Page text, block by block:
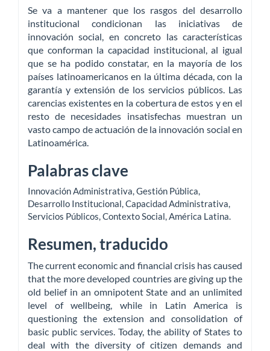
Se va a mantener que los rasgos del desarrollo
institucional condicionan las iniciativas de
innovación social, en concreto las características
que conforman la capacidad institucional, al igual
que se ha podido constatar, en la mayoría de los
países latinoamericanos en la última década, con la
garantía y extensión de los servicios públicos. Las
carencias existentes en la cobertura de estos y en el
resto de necesidades insatisfechas muestran un
vasto campo de actuación de la innovación social en
Latinoamérica.
Palabras clave
Innovación Administrativa,Gestión Pública,
Desarrollo Institucional,Capacidad Administrativa,
Servicios Públicos,Contexto Social,América Latina.
Resumen, traducido
The current economic and financial crisis has caused
that the more developed countries are giving up the
old belief in an omnipotent State and an unlimited
level of wellbeing, while in Latin America is
questioning the extension and consolidation of
basic public services. Today, the ability of States to
deal with the diversity of citizen demands and